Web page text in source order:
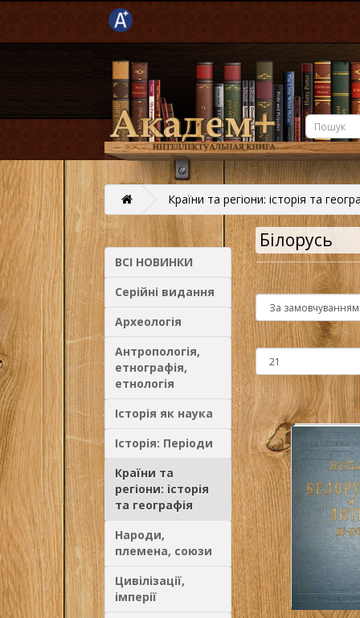
Країни та регіони: історія та
ВСІ НОВИНКИ
Серійні видання
Археологія
Антропологія,
етнографія,
етнологія
Історія як наука
Історія: Періоди
Країни та
регіони: історія
та географія
Народи,
племена, союзи
Цивілізації,
імперії
Білорусь